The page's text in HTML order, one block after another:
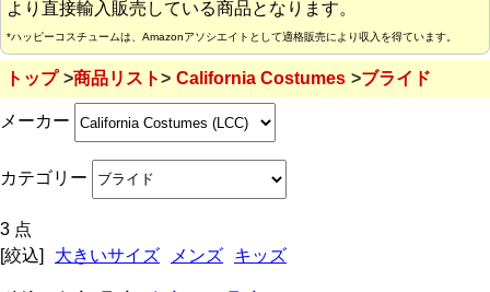
より直接輸入販売している商品となります。
*ハッピーコスチュームは、Amazonアソシエイトとして適格販売により収入を得ています。
トップ 商品リスト California Costumes ブライド
メーカー
カテゴリー
3 点
[絞込]
大きいサイズ メンズ キッズ